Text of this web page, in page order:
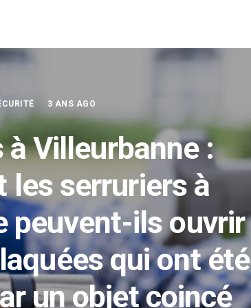
3 ANS AGO
à Villeurbanne :
les serruriers à
peuvent-ils ouvrir
qui ont été
un objet coincé